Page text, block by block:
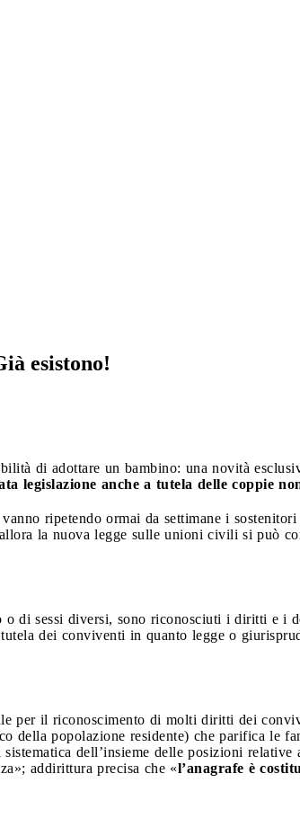
esistono!
di adottare un bambino: una novità
legislazione anche a tutela delle coppie
vanno ripetendo ormai da settimane i
la nuova legge sulle unioni civili si può
o di sessi diversi, sono riconosciuti i diritti e i
dei conviventi in quanto legge o
per il riconoscimento di molti diritti dei
della popolazione residente) che parifica le
dell’insieme delle posizioni
addirittura precisa che «l’anagrafe è